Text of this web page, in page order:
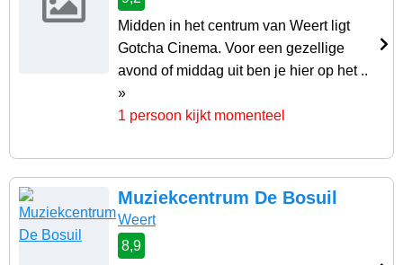
Midden in het centrum van Weert ligt
Gotcha Cinema. Voor een gezellige
avond of middag uit ben je hier op het ..
»
1 persoon kijkt momenteel
Muziekcentrum De Bosuil
Weert
8,9